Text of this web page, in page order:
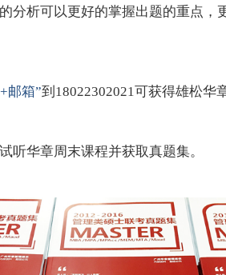
分析可以更好的掌握出题的重点，
邮箱”到18022302021可获得雄松华
听华章周末课程并获取真题集。